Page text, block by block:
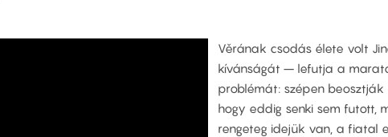
Věrának csodás élete volt
kívánságát – lefutja a
problémát: szépen
hogy eddig senki sem futott,
rengeteg idejük van, a fiatal